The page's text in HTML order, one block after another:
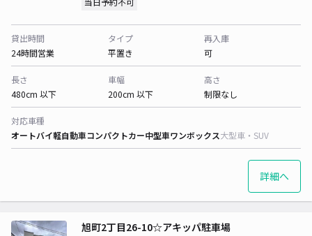
貸出時間
24時間営業
タイプ
平置き
再入庫
可
長さ
480cm 以下
車幅
200cm 以下
高さ
制限なし
対応車種
オートバイ軽自動車コンパクトカー中型車ワンボックス大型車・SUV
詳細へ
旭町2丁目26-10☆アキッパ駐車場